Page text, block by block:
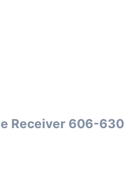
Receiver 606-630